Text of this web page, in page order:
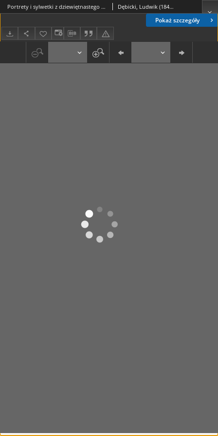
Pokaż szczegóły
Portrety i sylwetki z dziewiętnastego stulecia : z illustracyami. Serya 2, t. 2 Dębicki, Ludwik (1843-1908)